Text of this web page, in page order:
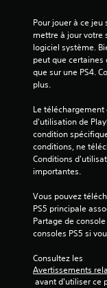
Pour jouer à ce
mettre à jour votre
logiciel système.
peut que
que sur une PS4.
plus.
Le
d'utilisation de
condition
conditions, ne
Conditions
importantes.
Vous pouvez
PS5 principale
Partage de
consoles PS5 si
Consultez les
Avertissements